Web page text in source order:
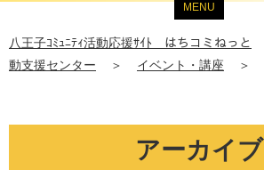
MENU
八王子ｺﾐｭﾆﾃｨ活動応援ｻｲﾄ はちコミねっと
動支援センター
＞ イベント・講座 ＞
アーカイブ